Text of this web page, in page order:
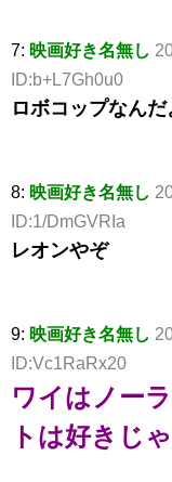
7: 映画好き名無し
ID:b+L7Gh0u0
ロボコップなん
8: 映画好き名無し
ID:1/DmGVRIa
レオンやぞ
9: 映画好き名無し
ID:Vc1RaRx20
ワイはノー
トは好きじ